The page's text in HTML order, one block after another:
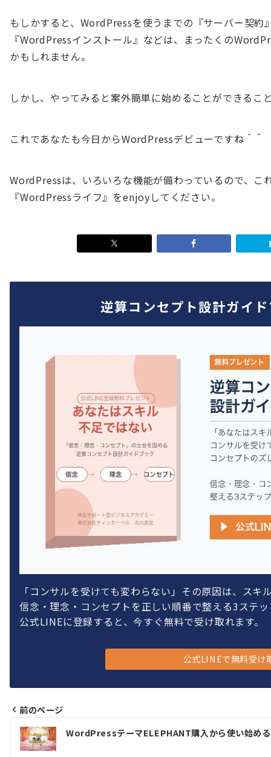
もしかすると、WordPressを使うまでの『サーバー契約
『WordPressインストール』などは、まったくの
かもしれません。
しかし、やってみると案外簡単に始めることができるこ
これであなたも今日からWordPressデビューですね＾＾
WordPressは、いろいろな機能が備わっているので、こ
『WordPressライフ』をenjoyしてください。
逆算コンセプト設計ガイ
「コンサルを受けても変わらない」その原因は、スキ
信念・理念・コンセプトを正しい順番で整える3ステ
公式LINEに登録すると、今すぐ無料で受け取れます。
公式LINEで無料受け
投
稿
前のページ
WordPressテーマELEPHANT購入から使い始め